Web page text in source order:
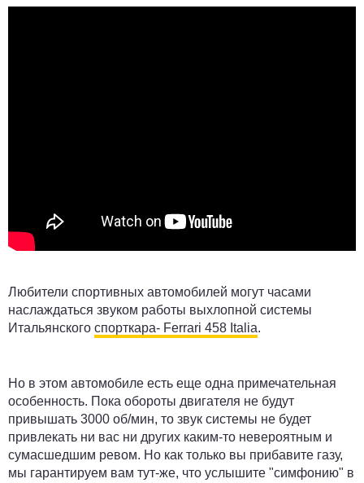
Любители спортивных автомобилей могут часами
наслаждаться звуком работы выхлопной системы
Итальянского спорткара- Ferrari 458 Italia.
Но в этом автомобиле есть еще одна примечательная
особенность. Пока обороты двигателя не будут
привышать 3000 об/мин, то звук системы не будет
привлекать ни вас ни других каким-то невероятным и
сумасшедшим ревом. Но как только вы прибавите газу,
мы гарантируем вам тут-же, что услышите "симфонию" в